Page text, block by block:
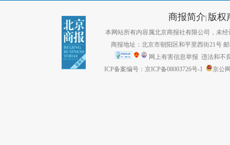
商报简介| 版权
本网站所有内容属北京商报社有限公司，未经
商报地址：北京市朝阳区和平里西街21号
网上有害信息举报 违法和不
ICP备案编号：京ICP备08003726号-1
京公